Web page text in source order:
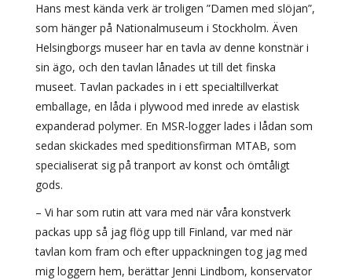
Hans mest kända verk är troligen ”Damen med slöjan”,
som hänger på Nationalmuseum i Stockholm. Även
Helsingborgs museer har en tavla av denne konstnär i
sin ägo, och den tavlan lånades ut till det finska
museet. Tavlan packades in i ett specialtillverkat
emballage, en låda i plywood med inrede av elastisk
expanderad polymer. En MSR-logger lades i lådan som
sedan skickades med speditionsfirman MTAB, som
specialiserat sig på tranport av konst och ömtåligt
gods.
– Vi har som rutin att vara med när våra konstverk
packas upp så jag flög upp till Finland, var med när
tavlan kom fram och efter uppackningen tog jag med
mig loggern hem, berättar Jenni Lindbom, konservator